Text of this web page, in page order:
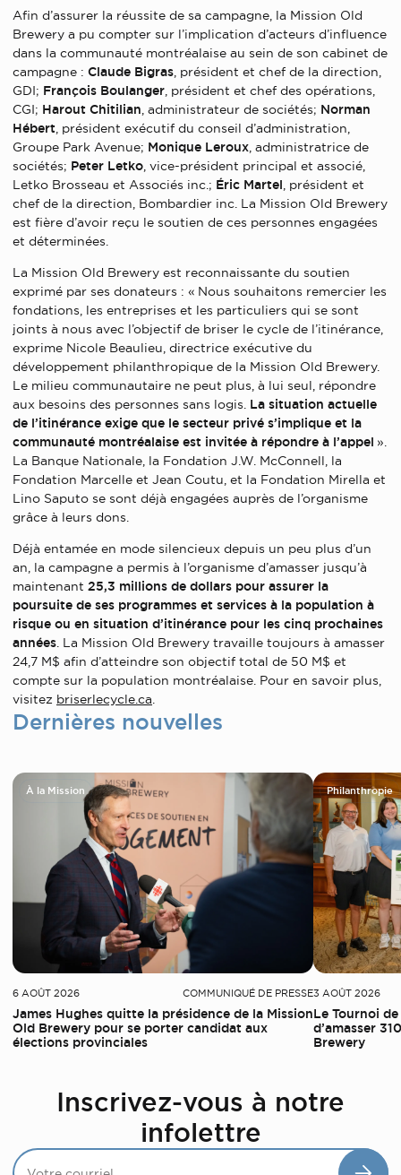
Afin d’assurer la réussite de sa campagne, la Mission Old
Brewery a pu compter sur l’implication d’acteurs d’influence
dans la communauté montréalaise au sein de son cabinet de
campagne : Claude Bigras, président et chef de la direction,
GDI; François Boulanger, président et chef des opérations,
CGI; Harout Chitilian, administrateur de sociétés; Norman
Hébert, président exécutif du conseil d’administration,
Groupe Park Avenue; Monique Leroux, administratrice de
sociétés; Peter Letko, vice-président principal et associé,
Letko Brosseau et Associés inc.; Éric Martel, président et
chef de la direction, Bombardier inc. La Mission Old Brewery
est fière d’avoir reçu le soutien de ces personnes engagées
et déterminées.
La Mission Old Brewery est reconnaissante du soutien
exprimé par ses donateurs : « Nous souhaitons remercier les
fondations, les entreprises et les particuliers qui se sont
joints à nous avec l’objectif de briser le cycle de l’itinérance,
exprime Nicole Beaulieu, directrice exécutive du
développement philanthropique de la Mission Old Brewery.
Le milieu communautaire ne peut plus, à lui seul, répondre
aux besoins des personnes sans logis. La situation actuelle
de l’itinérance exige que le secteur privé s’implique et la
communauté montréalaise est invitée à répondre à l’appel ».
La Banque Nationale, la Fondation J.W. McConnell, la
Fondation Marcelle et Jean Coutu, et la Fondation Mirella et
Lino Saputo se sont déjà engagées auprès de l’organisme
grâce à leurs dons.
Déjà entamée en mode silencieux depuis un peu plus d’un
an, la campagne a permis à l’organisme d’amasser jusqu’à
maintenant 25,3 millions de dollars pour assurer la
poursuite de ses programmes et services à la population à
risque ou en situation d’itinérance pour les cinq prochaines
années. La Mission Old Brewery travaille toujours à amasser
24,7 M$ afin d’atteindre son objectif total de 50 M$ et
compte sur la population montréalaise. Pour en savoir plus,
visitez briserlecycle.ca.
Dernières nouvelles
À la Mission
6 AOÛT 2026 COMMUNIQUÉ DE PRESSE
James Hughes quitte la présidence de la Mission
Old Brewery pour se porter candidat aux
élections provinciales
Philanthropie
3 AOÛT 2026
Le Tournoi
d’amasser
Brewery
Inscrivez-vous à notre
infolettre